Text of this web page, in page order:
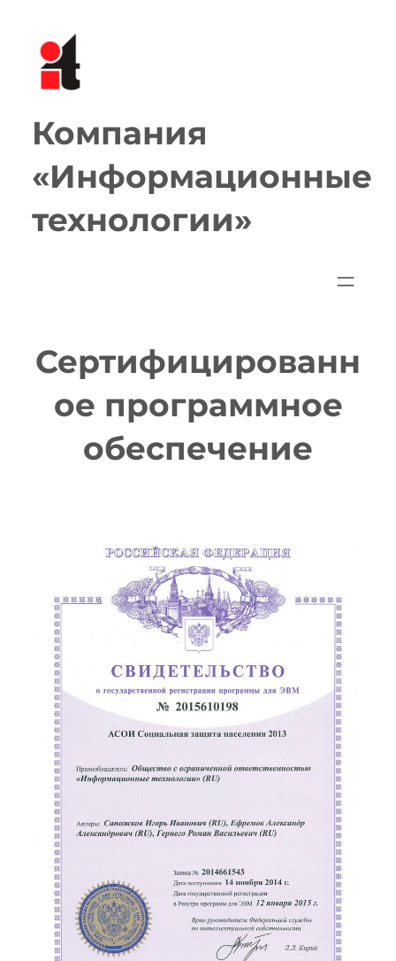
содержимому
Компания
«Информационные
технологии»
Сертифицированн
ое программное
обеспечение